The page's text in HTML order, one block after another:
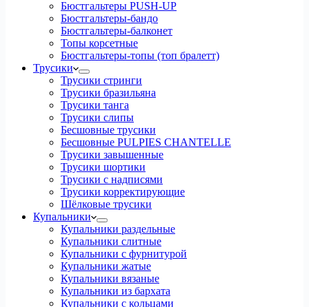
Бюстгальтеры PUSH-UP
Бюстгальтеры-бандо
Бюстгальтеры-балконет
Топы корсетные
Бюстгальтеры-топы (топ бралетт)
Трусики
Трусики стринги
Трусики бразильяна
Трусики танга
Трусики слипы
Бесшовные трусики
Бесшовные PULPIES CHANTELLE
Трусики завышенные
Трусики шортики
Трусики с надписями
Трусики корректирующие
Шёлковые трусики
Купальники
Купальники раздельные
Купальники слитные
Купальники с фурнитурой
Купальники жатые
Купальники вязаные
Купальники из бархата
Купальники с кольцами